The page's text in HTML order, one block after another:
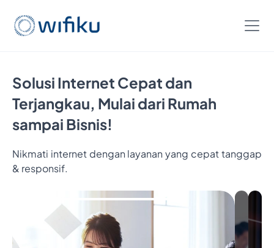
Solusi Internet Cepat dan
Terjangkau, Mulai dari Rumah
sampai Bisnis!
Nikmati internet dengan layanan yang cepat tanggap
& responsif.